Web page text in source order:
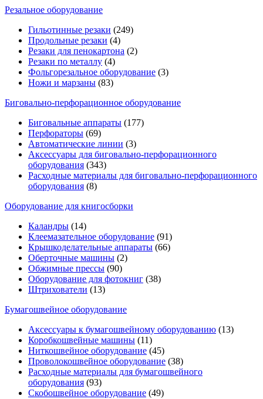
Резальное оборудование
Гильотинные резаки (249)
Продольные резаки (4)
Резаки для пенокартона (2)
Резаки по металлу (4)
Фольгорезальное оборудование (3)
Ножи и марзаны (83)
Биговально-перфорационное оборудование
Биговальные аппараты (177)
Перфораторы (69)
Автоматические линии (3)
Аксессуары для биговально-перфорационного
оборудования (343)
Расходные материалы для биговально-перфорационного
оборудования (8)
Оборудование для книгосборки
Каландры (14)
Клеемазательное оборудование (91)
Крышкоделательные аппараты (66)
Оберточные машины (2)
Обжимные прессы (90)
Оборудование для фотокниг (38)
Штрихователи (13)
Бумагошвейное оборудование
Аксессуары к бумагошвейному оборудованию (13)
Коробкошвейные машины (11)
Ниткошвейное оборудование (45)
Проволокошвейное оборудование (38)
Расходные материалы для бумагошвейного
оборудования (93)
Скобошвейное оборудование (49)